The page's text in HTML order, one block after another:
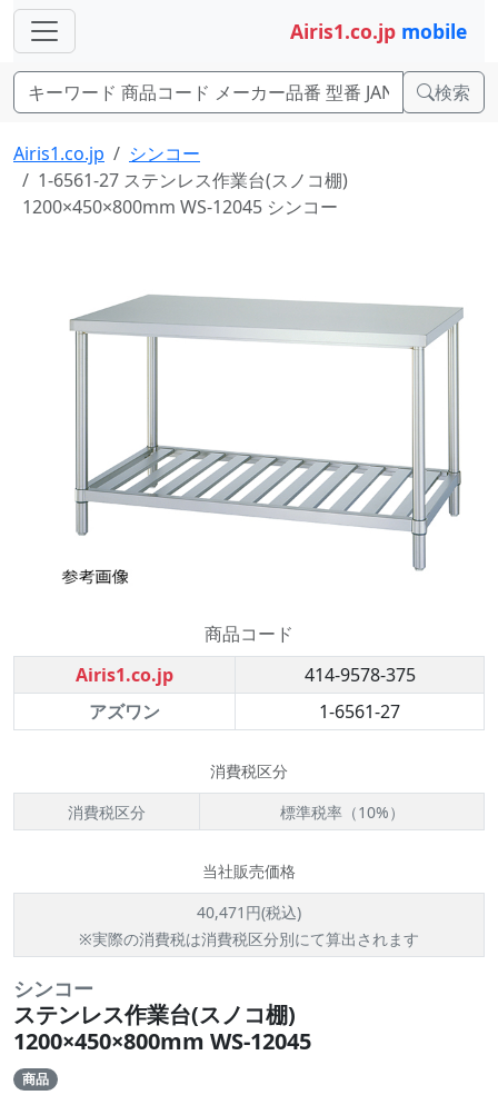
Airis1.co.jp mobile
検索
Airis1.co.jp
シンコー
1-6561-27 ステンレス作業台(スノコ棚)
1200×450×800mm WS-12045 シンコー
商品コード
Airis1.co.jp
414-9578-375
アズワン
1-6561-27
消費税区分
消費税区分
標準税率（10%）
当社販売価格
40,471円(税込)
※実際の消費税は消費税区分別にて算出されます
シンコー
ステンレス作業台(スノコ棚)
1200×450×800mm WS-12045
商品